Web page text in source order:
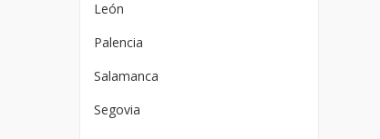
León
Palencia
Salamanca
Segovia